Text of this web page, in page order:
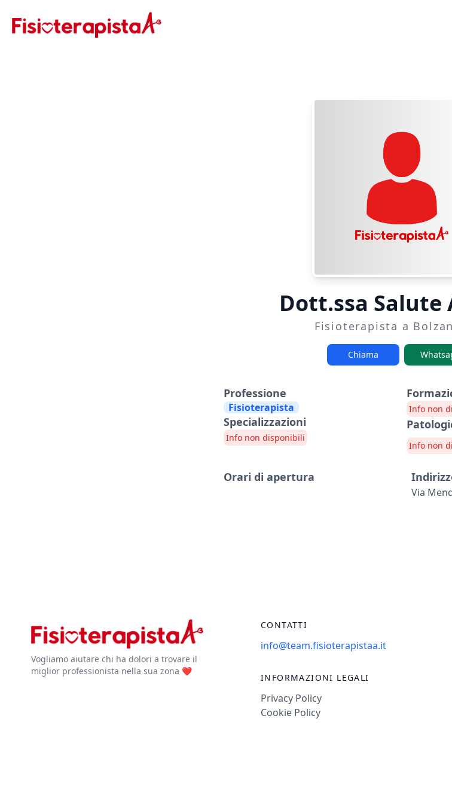
Dott.ssa Salute
Fisioterapista a
Chiama
Professione
Fisioterapista
Specializzazioni
Info non disponibili
Info non
Info non
Orari di apertura
Via
Vogliamo aiutare chi ha dolori a trovare il
miglior professionista nella sua zona ❤️
CONTATTI
info@team.fisioterapistaa.it
INFORMAZIONI LEGALI
Privacy Policy
Cookie Policy